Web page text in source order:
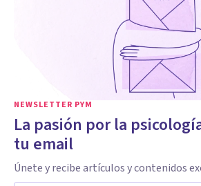
NEWSLETTER PYM
La pasión por la
tu email
Únete y recibe artículos y contenidos